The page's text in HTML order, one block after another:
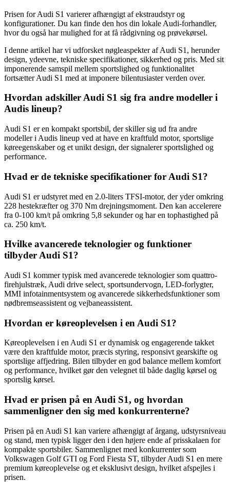
Prisen for Audi S1 varierer afhængigt af ekstraudstyr og
konfigurationer. Du kan finde den hos din lokale Audi-forhandler,
hvor du også har mulighed for at få rådgivning og prøvekørsel.
I denne artikel har vi udforsket nøgleaspekter af Audi S1, herunder
design, ydeevne, tekniske specifikationer, sikkerhed og pris. Med sit
imponerende samspil mellem sportslighed og funktionalitet
fortsætter Audi S1 med at imponere bilentusiaster verden over.
Hvordan adskiller Audi S1 sig fra andre modeller i
Audis lineup?
Audi S1 er en kompakt sportsbil, der skiller sig ud fra andre
modeller i Audis lineup ved at have en kraftfuld motor, sportslige
køreegenskaber og et unikt design, der signalerer sportslighed og
performance.
Hvad er de tekniske specifikationer for Audi S1?
Audi S1 er udstyret med en 2.0-liters TFSI-motor, der yder omkring
228 hestekræfter og 370 Nm drejningsmoment. Den kan accelerere
fra 0-100 km/t på omkring 5,8 sekunder og har en tophastighed på
ca. 250 km/t.
Hvilke avancerede teknologier og funktioner
tilbyder Audi S1?
Audi S1 kommer typisk med avancerede teknologier som quattro-
firehjulstræk, Audi drive select, sportsundervogn, LED-forlygter,
MMI infotainmentsystem og avancerede sikkerhedsfunktioner som
nødbremseassistent og vejbaneassistent.
Hvordan er køreoplevelsen i en Audi S1?
Køreoplevelsen i en Audi S1 er dynamisk og engagerende takket
være den kraftfulde motor, præcis styring, responsivt gearskifte og
sportslige affjedring. Bilen tilbyder en god balance mellem komfort
og performance, hvilket gør den velegnet til både daglig kørsel og
sportslig kørsel.
Hvad er prisen på en Audi S1, og hvordan
sammenligner den sig med konkurrenterne?
Prisen på en Audi S1 kan variere afhængigt af årgang, udstyrsniveau
og stand, men typisk ligger den i den højere ende af prisskalaen for
kompakte sportsbiler. Sammenlignet med konkurrenter som
Volkswagen Golf GTI og Ford Fiesta ST, tilbyder Audi S1 en mere
premium køreoplevelse og et eksklusivt design, hvilket afspejles i
prisen.